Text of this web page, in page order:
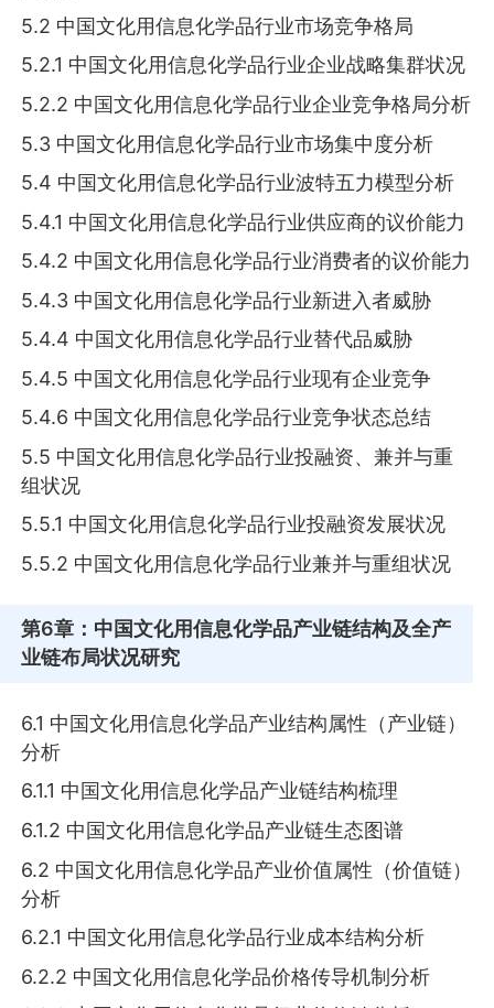
5.2 中国文化用信息化学品行业市场竞争格局
5.2.1 中国文化用信息化学品行业企业战略集群状况
5.2.2 中国文化用信息化学品行业企业竞争格局分析
5.3 中国文化用信息化学品行业市场集中度分析
5.4 中国文化用信息化学品行业波特五力模型分析
5.4.1 中国文化用信息化学品行业供应商的议价能力
5.4.2 中国文化用信息化学品行业消费者的议价能力
5.4.3 中国文化用信息化学品行业新进入者威胁
5.4.4 中国文化用信息化学品行业替代品威胁
5.4.5 中国文化用信息化学品行业现有企业竞争
5.4.6 中国文化用信息化学品行业竞争状态总结
5.5 中国文化用信息化学品行业投融资、兼并与重
组状况
5.5.1 中国文化用信息化学品行业投融资发展状况
5.5.2 中国文化用信息化学品行业兼并与重组状况
第6章 ：中国文化用信息化学品产业链结构及全产
业链布局状况研究
6.1 中国文化用信息化学品产业结构属性（产业链）
分析
6.1.1 中国文化用信息化学品产业链结构梳理
6.1.2 中国文化用信息化学品产业链生态图谱
6.2 中国文化用信息化学品产业价值属性（价值链）
分析
6.2.1 中国文化用信息化学品行业成本结构分析
6.2.2 中国文化用信息化学品价格传导机制分析